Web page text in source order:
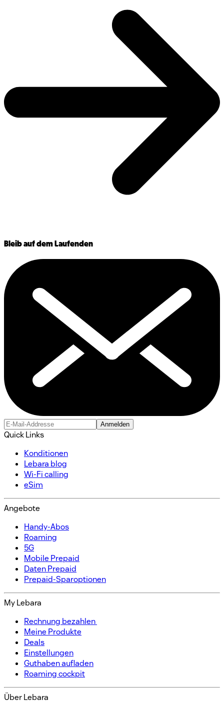
Bleib auf dem Laufenden
Anmelden
Quick Links
Konditionen​
Lebara blog
Wi-Fi calling
eSim
Angebote
Handy-Abos​
Roaming
5G
Mobile Prepaid​
Daten Prepaid​
Prepaid-Sparoptionen​
My Lebara
Rechnung bezahlen ​
Meine Produkte​
Deals
Einstellungen​
Guthaben aufladen​
Roaming cockpit
Über Lebara​